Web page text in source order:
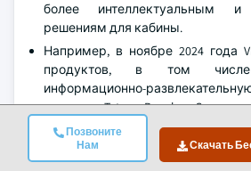
Позвоните
Нам
Скачать
более интеллектуальным и
решениям для кабины.
Например, в ноябре 2024 года
продуктов, в том числе
информационно-
версии Tata Punch Camo,
значительный прогресс в
цифровой кабины в Индии.
Компания Continental AG